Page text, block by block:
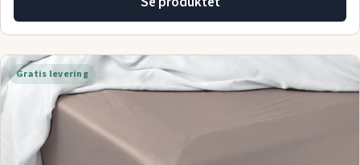
Gratis levering